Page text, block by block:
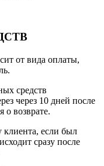
от вида оплаты,
средств
через 10 дней после
о возврате.
клиента, если был
сразу после